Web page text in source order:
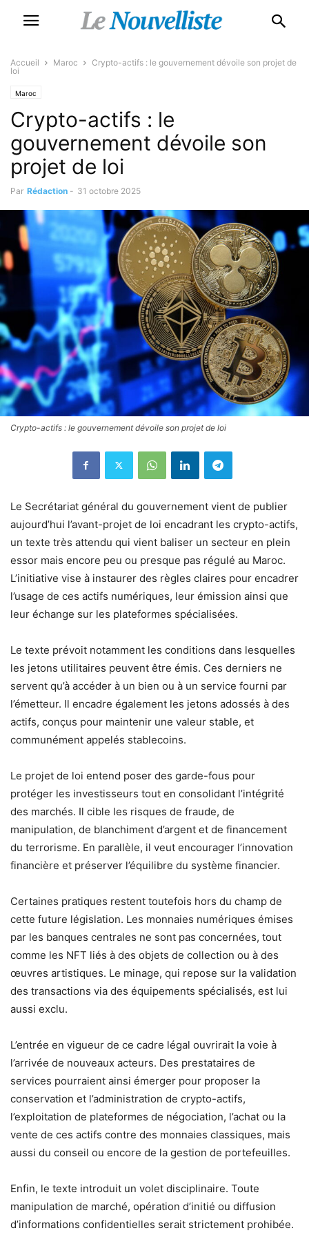
Accueil Maroc
Crypto-actifs : le gouvernement dévoile son projet de
loi
Maroc
Crypto-actifs : le
gouvernement dévoile son
projet de loi
Par Rédaction - 31 octobre 2025
Crypto-actifs : le gouvernement dévoile son projet de loi
Le Secrétariat général du gouvernement vient de publier
aujourd’hui l’avant-projet de loi encadrant les crypto-actifs,
un texte très attendu qui vient baliser un secteur en plein
essor mais encore peu ou presque pas régulé au Maroc.
L’initiative vise à instaurer des règles claires pour encadrer
l’usage de ces actifs numériques, leur émission ainsi que
leur échange sur les plateformes spécialisées.
Le texte prévoit notamment les conditions dans lesquelles
les jetons utilitaires peuvent être émis. Ces derniers ne
servent qu’à accéder à un bien ou à un service fourni par
l’émetteur. Il encadre également les jetons adossés à des
actifs, conçus pour maintenir une valeur stable, et
communément appelés stablecoins.
Le projet de loi entend poser des garde-fous pour
protéger les investisseurs tout en consolidant l’intégrité
des marchés. Il cible les risques de fraude, de
manipulation, de blanchiment d’argent et de financement
du terrorisme. En parallèle, il veut encourager l’innovation
financière et préserver l’équilibre du système financier.
Certaines pratiques restent toutefois hors du champ de
cette future législation. Les monnaies numériques émises
par les banques centrales ne sont pas concernées, tout
comme les NFT liés à des objets de collection ou à des
œuvres artistiques. Le minage, qui repose sur la validation
des transactions via des équipements spécialisés, est lui
aussi exclu.
L’entrée en vigueur de ce cadre légal ouvrirait la voie à
l’arrivée de nouveaux acteurs. Des prestataires de
services pourraient ainsi émerger pour proposer la
conservation et l’administration de crypto-actifs,
l’exploitation de plateformes de négociation, l’achat ou la
vente de ces actifs contre des monnaies classiques, mais
aussi du conseil ou encore de la gestion de portefeuilles.
Enfin, le texte introduit un volet disciplinaire. Toute
manipulation de marché, opération d’initié ou diffusion
d’informations confidentielles serait strictement prohibée.